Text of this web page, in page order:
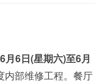
6月6日(星期六)至6月
内部维修工程。餐厅